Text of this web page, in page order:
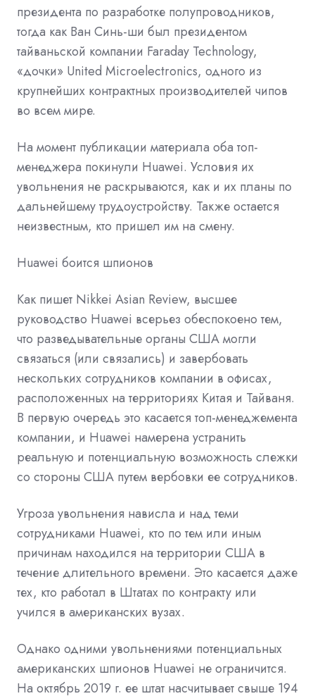
президента по разработке полупроводников,
тогда как Ван Синь-ши был президентом
тайваньской компании Faraday Technology,
«дочки» United Microelectronics, одного из
крупнейших контрактных производителей чипов
во всем мире.
На момент публикации материала оба топ-
менеджера покинули Huawei. Условия их
увольнения не раскрываются, как и их планы по
дальнейшему трудоустройству. Также остается
неизвестным, кто пришел им на смену.
Huawei боится шпионов
Как пишет Nikkei Asian Review, высшее
руководство Huawei всерьез обеспокоено тем,
что разведывательные органы США могли
связаться (или связались) и завербовать
нескольких сотрудников компании в офисах,
расположенных на территориях Китая и Тайваня.
В первую очередь это касается топ-менеджемента
компании, и Huawei намерена устранить
реальную и потенциальную возможность слежки
со стороны США путем вербовки ее сотрудников.
Угроза увольнения нависла и над теми
сотрудниками Huawei, кто по тем или иным
причинам находился на территории США в
течение длительного времени. Это касается даже
тех, кто работал в Штатах по контракту или
учился в американских вузах.
Однако одними увольнениями потенциальных
американских шпионов Huawei не ограничится.
На октябрь 2019 г. ее штат насчитывает свыше 194